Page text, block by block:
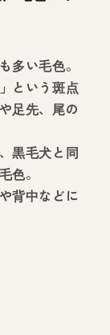
多い毛色。
という斑点
足先、尾の
黒毛犬と同
色。
背中などに